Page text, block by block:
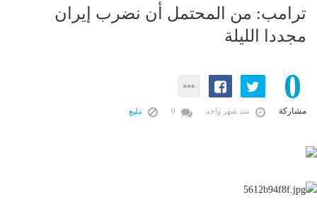
ترامب: من المحتمل أن نضرب إيران
مجددا الليلة
0
مشاركة منذ شهر واحد تبليغ